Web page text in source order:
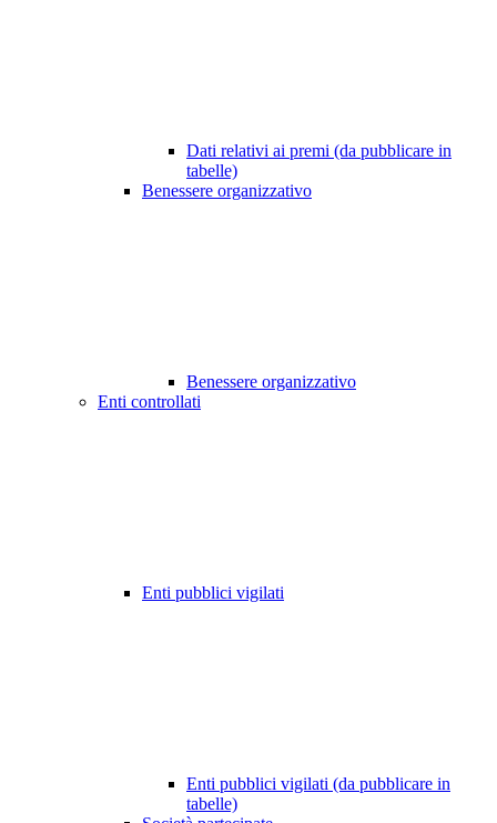
Dati relativi ai premi (da pubblicare in
tabelle)
Benessere organizzativo
Benessere organizzativo
Enti controllati
Enti pubblici vigilati
Enti pubblici vigilati (da pubblicare in
tabelle)